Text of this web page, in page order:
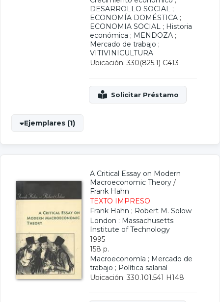
DESARROLLO SOCIAL ;
ECONOMÍA DOMÉSTICA ;
ECONOMIA SOCIAL ; Historia
económica ; MENDOZA ;
Mercado de trabajo ;
VITIVINICULTURA
Ubicación: 330(825.1) C413
Ejemplares (1)
A Critical Essay on Modern
Macroeconomic Theory /
Frank Hahn
TEXTO IMPRESO
Frank Hahn ; Robert M. Solow
London : Massachusetts
Institute of Technology
1995
158 p.
Macroeconomía ; Mercado de
trabajo ; Política salarial
Ubicación: 330.101.541 H148